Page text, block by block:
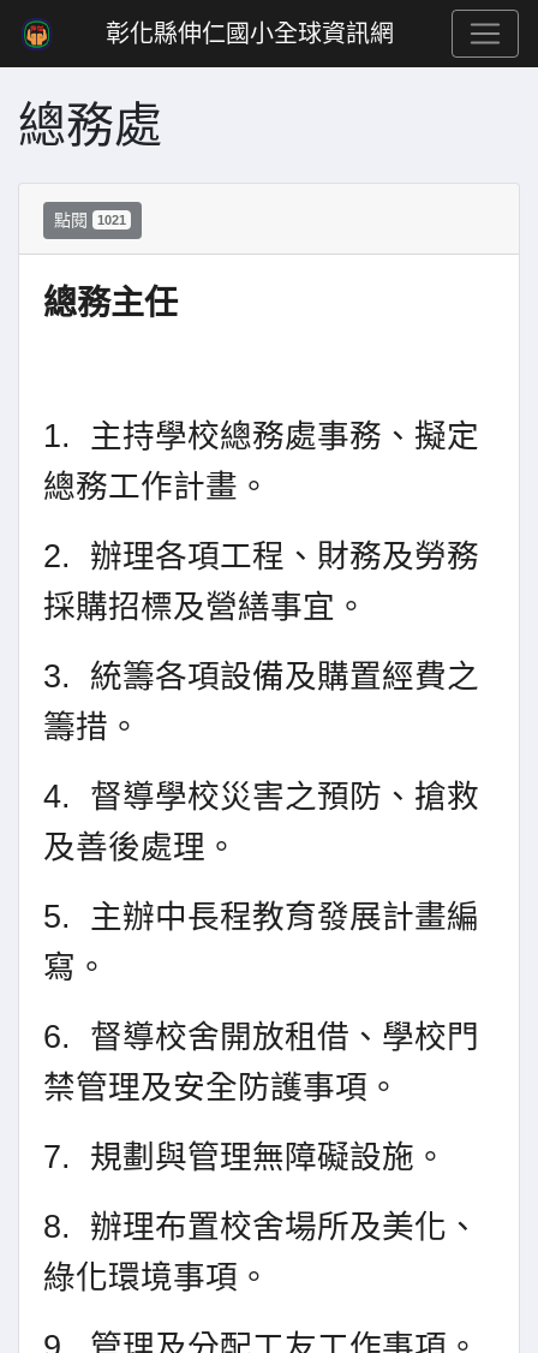
彰化縣伸仁國小全球資訊網
總務處
點閱 1021
總務主任
1. 主持學校總務處事務、擬定
總務工作計畫。
2. 辦理各項工程、財務及勞務
採購招標及營繕事宜。
3. 統籌各項設備及購置經費之
籌措。
4. 督導學校災害之預防、搶救
及善後處理。
5. 主辦中長程教育發展計畫編
寫。
6. 督導校舍開放租借、學校門
禁管理及安全防護事項。
7. 規劃與管理無障礙設施。
8. 辦理布置校舍場所及美化、
綠化環境事項。